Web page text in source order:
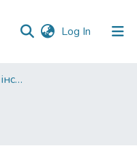
Log In (current)
Навчально-науковий інститут агротехнологій, селекції та екології